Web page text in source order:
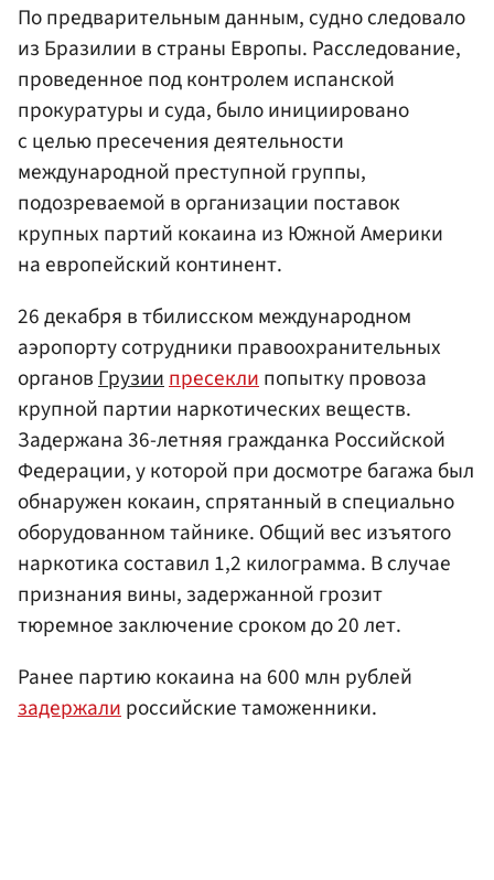
По предварительным данным, судно следовало
из Бразилии в страны Европы. Расследование,
проведенное под контролем испанской
прокуратуры и суда, было инициировано
с целью пресечения деятельности
международной преступной группы,
подозреваемой в организации поставок
крупных партий кокаина из Южной Америки
на европейский континент.
26 декабря в тбилисском международном
аэропорту сотрудники правоохранительных
органовГрузиипресеклипопытку провоза
крупной партии наркотических веществ.
Задержана 36-летняя гражданка Российской
Федерации, у которой при досмотре багажа был
обнаружен кокаин, спрятанный в специально
оборудованном тайнике. Общий вес изъятого
наркотика составил 1,2 килограмма. В случае
признания вины, задержанной грозит
тюремное заключение сроком до 20 лет.
Ранее партию кокаина на 600 млн рублей
задержалироссийские таможенники.